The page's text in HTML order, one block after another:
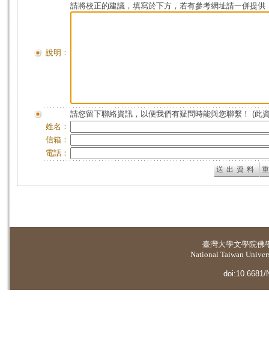
說明：
請將校正的建議，填寫於下方，若有參考網址請一併提供
請您留下聯絡資訊，以便我們有疑問時能與您聯繫！ (此
姓名：
信箱：
電話：
臺灣大學文學院佛
National Taiwan
doi:10.6681/